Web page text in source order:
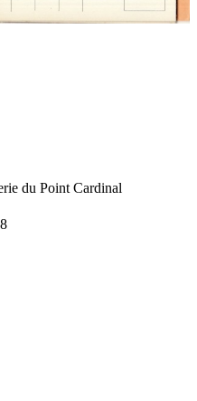
du Point Cardinal